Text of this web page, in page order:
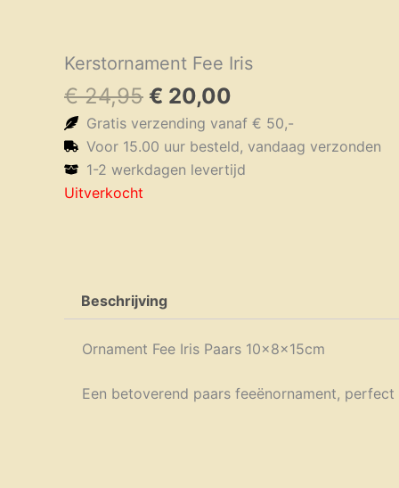
Kerstornament Fee Iris
€24,95 Oorspronkelijke
prijs
was:
€ 24,95.
€ 20,00
prijs
is:
€ 20,00.
Gratis verzending vanaf € 50,-
Voor 15.00 uur besteld, vandaag verzonden
1-2 werkdagen levertijd
Uitverkocht
Beschrijving
Ornament Fee Iris Paars 10x8x15cm
Een betoverend paars feeënornament,